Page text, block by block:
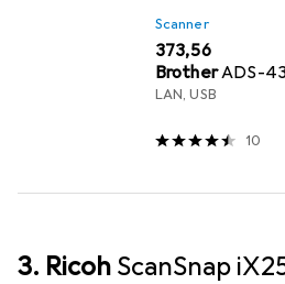
Scanner
EUR
373,56
BrotherADS-
LAN, USB
10
3. Ricoh ScanSnap